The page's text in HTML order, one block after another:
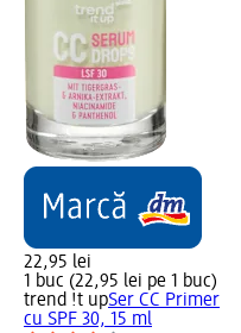
22,95 lei
1 buc (22,95 lei pe 1 buc)
trend !t upSer CC Primer
cu SPF 30, 15 ml